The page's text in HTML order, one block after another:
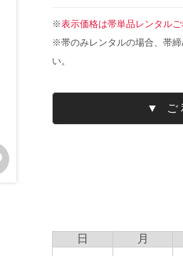
※表示価格は帯単品レンタル
※帯のみレンタルの場合、帯
い。
▼ ご
日 月